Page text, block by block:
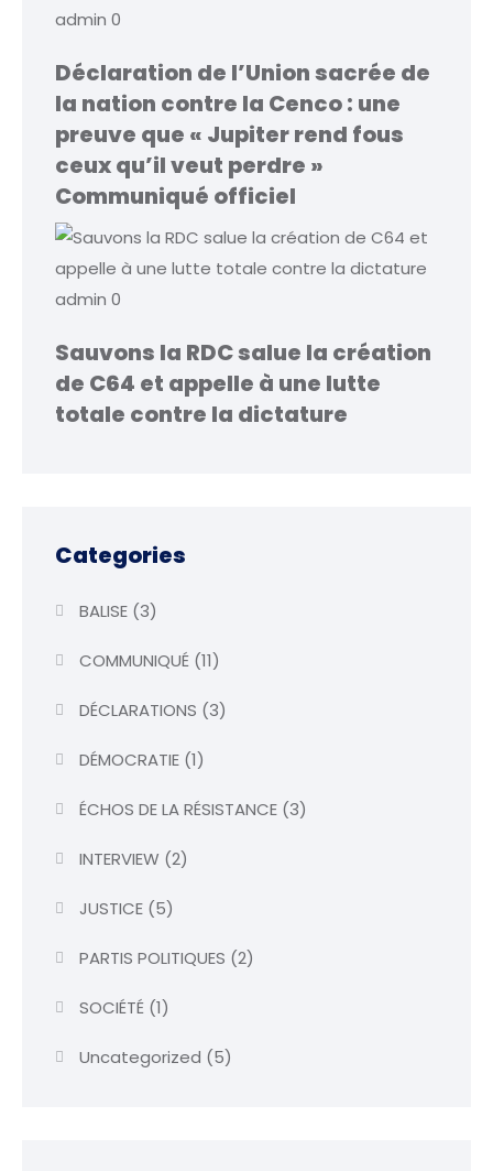
admin 0
Déclaration de l’Union sacrée de
la nation contre la Cenco : une
preuve que « Jupiter rend fous
ceux qu’il veut perdre »
Communiqué officiel
admin 0
Sauvons la RDC salue la création
de C64 et appelle à une lutte
totale contre la dictature
Categories
BALISE(3)
COMMUNIQUÉ(11)
DÉCLARATIONS (3)
DÉMOCRATIE(1)
ÉCHOS DE LA RÉSISTANCE(3)
INTERVIEW (2)
JUSTICE(5)
PARTIS POLITIQUES (2)
SOCIÉTÉ(1)
Uncategorized (5)